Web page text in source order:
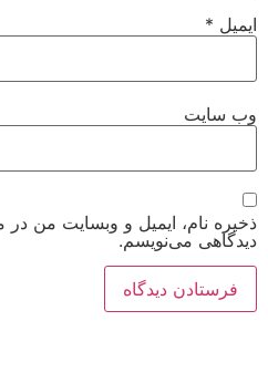
ایمیل *
وب‌ سایت
ذخیره نام، ایمیل و وبسایت من در
دیدگاهی می‌نویسم.